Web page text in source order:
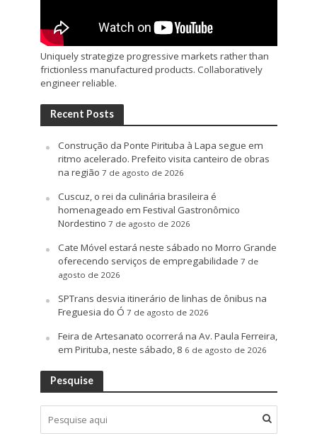
Uniquely strategize progressive markets rather than
frictionless manufactured products. Collaboratively
engineer reliable.
Recent Posts
Construção da Ponte Pirituba à Lapa segue em
ritmo acelerado. Prefeito visita canteiro de obras
na região 7 de agosto de 2026
Cuscuz, o rei da culinária brasileira é
homenageado em Festival Gastronômico
Nordestino 7 de agosto de 2026
Cate Móvel estará neste sábado no Morro Grande
oferecendo serviços de empregabilidade 7 de
agosto de 2026
SPTrans desvia itinerário de linhas de ônibus na
Freguesia do Ó 7 de agosto de 2026
Feira de Artesanato ocorrerá na Av. Paula Ferreira,
em Pirituba, neste sábado, 8 6 de agosto de 2026
Pesquise